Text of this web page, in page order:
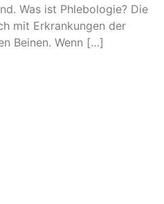
Was ist Phlebologie? Die
mit Erkrankungen der
Beinen. Wenn […]